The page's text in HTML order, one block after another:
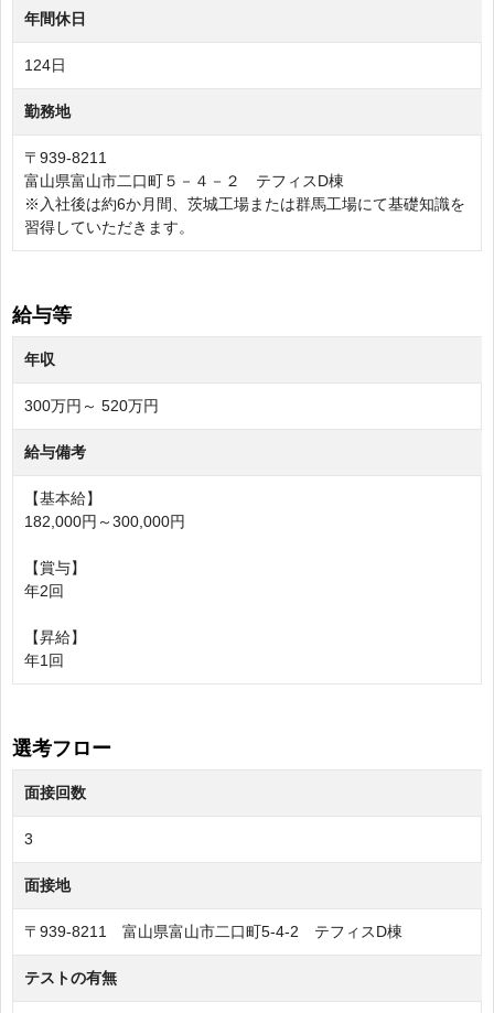
年間休日
124日
勤務地
〒939-8211
富山県富山市二口町５－４－２ テフィスD棟
※入社後は約6か月間、茨城工場または群馬工場にて基礎知識を
習得していただきます。
給与等
年収
300万円～ 520万円
給与備考
【基本給】
182,000円～300,000円
【賞与】
年2回
【昇給】
年1回
選考フロー
面接回数
3
面接地
〒939-8211 富山県富山市二口町5-4-2 テフィスD棟
テストの有無